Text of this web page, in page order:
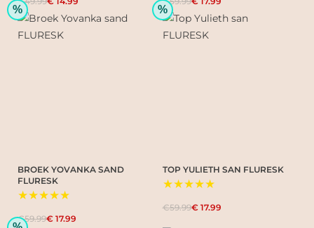
%
BROEK YOVANKA SAND
FLURESK
★★★★★
€59.99€ 17.99
%
TOP YULIETH SAN FLURESK
★★★★★
€59.99€ 17.99